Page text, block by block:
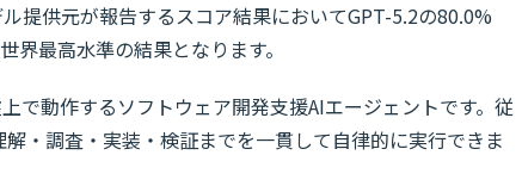
提供元が報告するスコア結果においてGPT-5.2の80.0%
最高水準の結果となります。
で動作するソフトウェア開発支援AIエージェントです。従
・調査・実装・検証までを一貫して自律的に実行できま